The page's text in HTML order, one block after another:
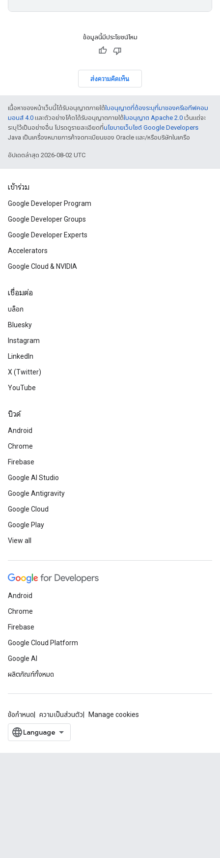
ข้อมูลนี้มีประโยชน์ไหม
ส่งความคิดเห็น
เนื้อหาของหน้าเว็บนี้ได้รับอนุญาตภายใต้ใบอนุญาตที่ต้องระบุที่มาของครีเอทีฟคอม
มอนส์ 4.0 และตัวอย่างโค้ดได้รับอนุญาตภายใต้ใบอนุญาต Apache 2.0 เว้นแต่จะ
ระบุไว้เป็นอย่างอื่น โปรดดูรายละเอียดที่นโยบายเว็บไซต์ Google Developers
Java เป็นเครื่องหมายการค้าจดทะเบียนของ Oracle และ/หรือบริษัทในเครือ
อัปเดตล่าสุด 2026-08-02 UTC
เข้าร่วม
Google Developer Program
Google Developer Groups
Google Developer Experts
Accelerators
Google Cloud & NVIDIA
เชื่อมต่อ
บล็อก
Bluesky
Instagram
LinkedIn
X (Twitter)
YouTube
บิวด์
Android
Chrome
Firebase
Google AI Studio
Google Antigravity
Google Cloud
Google Play
View all
Android
Chrome
Firebase
Google Cloud Platform
Google AI
ผลิตภัณฑ์ทั้งหมด
ข้อกำหนด ความเป็นส่วนตัว Manage cookies